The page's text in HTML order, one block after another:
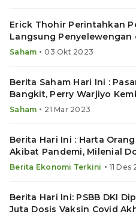
Erick Thohir Perintahkan
Langsung Penyelewengan
Saham • 03 Okt 2023
Berita Saham Hari Ini :
Bangkit, Perry Warjiyo
BI
Saham • 21 Mar 2023
Berita Hari Ini : Harta
Akibat Pandemi, Milenial
Berita Ekonomi Terkini • 11 Des
Berita Hari Ini: PSBB DKI
Juta Dosis Vaksin Covid